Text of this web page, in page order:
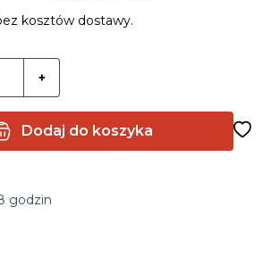
kosztów dostawy.
Dodaj do koszyka
godzin